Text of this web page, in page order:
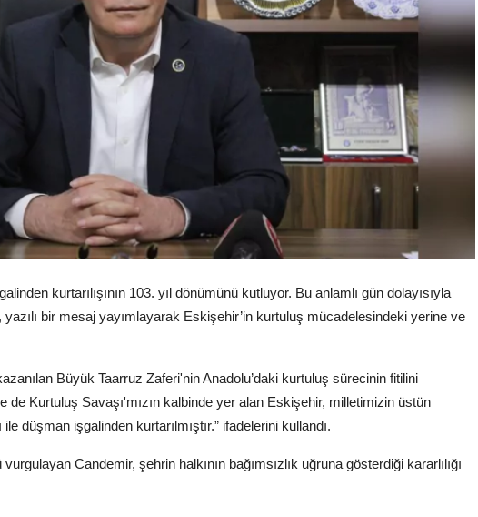
kurtarılışının 103. yıl dönümünü kutluyor. Bu anlamlı gün dolayısıyla
bir mesaj yayımlayarak Eskişehir’in kurtuluş mücadelesindeki yerine ve
Büyük Taarruz Zaferi'nin Anadolu’daki kurtuluş sürecinin fitilini
de Kurtuluş Savaşı'mızın kalbinde yer alan Eskişehir, milletimizin üstün
düşman işgalinden kurtarılmıştır.” ifadelerini kullandı.
Candemir, şehrin halkının bağımsızlık uğruna gösterdiği kararlılığı